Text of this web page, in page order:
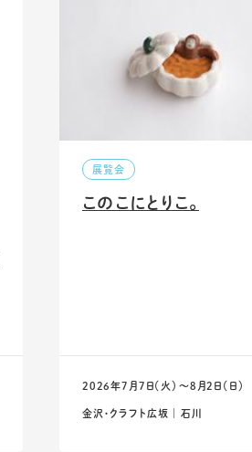
展覧会
このこにとりこ。
2026年7月7日（火）〜8月2日（日）
金沢・クラフト広坂 ｜ 石川